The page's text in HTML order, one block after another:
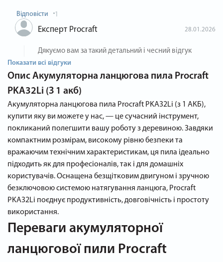
Відповісти 1
Експерт Procraft 28.01.2026
Дякуємо вам за такий детальний і чесний відгук
Показати всі відгуки
Опис Акумуляторна ланцюгова пила Procraft
PKA32Li (З 1 акб)
Акумуляторна ланцюгова пила Procraft PKA32Li (з 1 АКБ),
купити яку ви можете у нас, — це сучасний інструмент,
покликаний полегшити вашу роботу з деревиною. Завдяки
компактним розмірам, високому рівню безпеки та
вражаючим технічним характеристикам, ця пила ідеально
підходить як для професіоналів, так і для домашніх
користувачів. Оснащена безщітковим двигуном і зручною
безключовою системою натягування ланцюга, Procraft
PKA32Li поєднує продуктивність, довговічність і простоту
використання.
Переваги акумуляторної
ланцюгової пили Procraft